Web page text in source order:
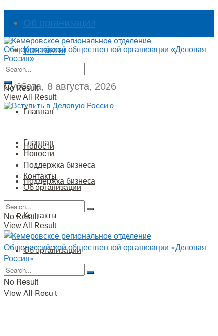
Об организации
Контакты
Суббота, 8 августа, 2026
No Result
View All Result
Главная
Новости
Поддержка бизнеса
Контакты
Об организации
Главная
Новости
Поддержка бизнеса
Контакты
Об организации
No Result
View All Result
No Result
View All Result